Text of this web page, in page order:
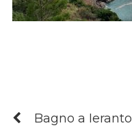
Bagno a Ieranto